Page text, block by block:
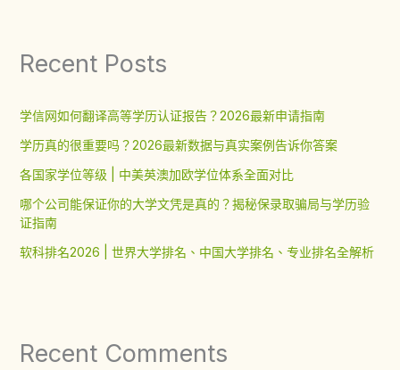
Recent Posts
学信网如何翻译高等学历认证报告？2026最新申请指南
学历真的很重要吗？2026最新数据与真实案例告诉你答案
各国家学位等级 | 中美英澳加欧学位体系全面对比
哪个公司能保证你的大学文凭是真的？揭秘保录取骗局与学历验
证指南
软科排名2026 | 世界大学排名、中国大学排名、专业排名全解析
Recent Comments